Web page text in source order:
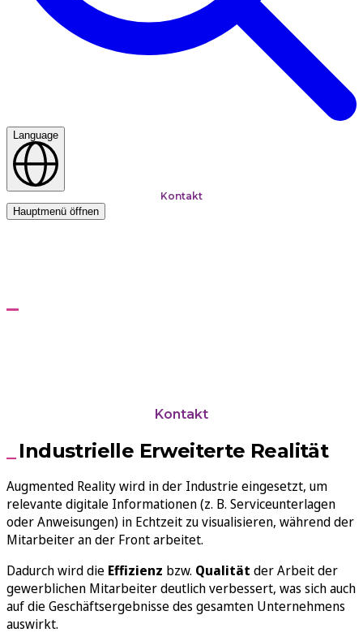
Language
Kontakt
Hauptmenü öffnen
Kontakt
Industrielle Erweiterte Realität
Augmented Reality wird in der Industrie eingesetzt, um
relevante digitale Informationen (z. B. Serviceunterlagen
oder Anweisungen) in Echtzeit zu visualisieren, während der
Mitarbeiter an der Front arbeitet.
Dadurch wird die Effizienz bzw. Qualität der Arbeit der
gewerblichen Mitarbeiter deutlich verbessert, was sich auch
auf die Geschäftsergebnisse des gesamten Unternehmens
auswirkt.